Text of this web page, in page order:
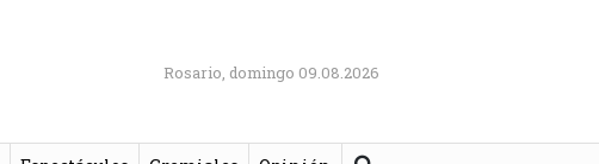
Rosario, domingo 09.08.2026
Buscar